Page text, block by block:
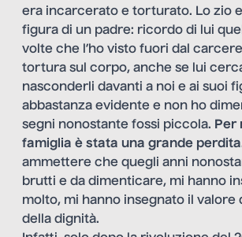
era incarcerato e torturato. Lo zio
figura di un padre: ricordo di lui
volte che l’ho visto fuori dal
tortura sul corpo, anche se lui
nasconderli davanti a noi e ai suoi
abbastanza evidente e non ho
segni nonostante fossi piccola. Per
famiglia è stata una grande perdita
ammettere che quegli anni
brutti e da dimenticare, mi hanno
molto, mi hanno insegnato il valore
della dignità.